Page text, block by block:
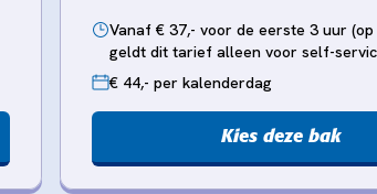
Vanaf € 37,- voor de eerste 3 uur
geldt dit tarief alleen voor self-
€ 44,- per kalenderdag
Kies deze bak